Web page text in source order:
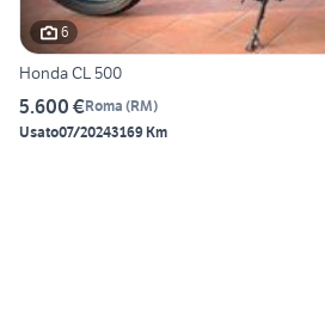
6
Honda CL 500
5.600 €Roma (RM)
Usato07/20243169 Km